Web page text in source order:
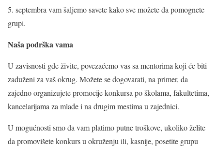
5. septembra vam šaljemo savete kako sve možete da pomognete
grupi.
Naša podrška vama
U zavisnosti gde živite, povezaćemo vas sa mentorima koji će biti
zaduženi za vaš okrug. Možete se dogovarati, na primer, da
zajedno organizujete promocije konkursa po školama, fakultetima,
kancelarijama za mlade i na drugim mestima u zajednici.
U mogućnosti smo da vam platimo putne troškove, ukoliko želite
da promovišete konkurs u okruženju ili, kasnije, posetite grupu